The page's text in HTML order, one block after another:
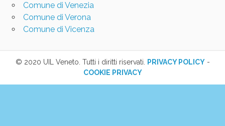
Comune di Venezia
Comune di Verona
Comune di Vicenza
© 2020 UIL Veneto. Tutti i diritti riservati. PRIVACY POLICY-
COOKIE PRIVACY